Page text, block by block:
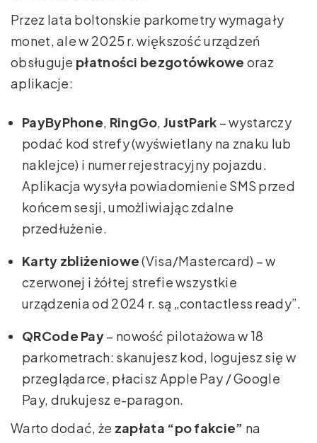
Przez lata boltonskie parkometry wymagały
monet, ale w 2025 r. większość urządzeń
obsługuje płatności bezgotówkowe oraz
aplikacje:
PayByPhone RingGo JustPark – wystarczy
podać kod strefy (wyświetlany na znaku lub
naklejce) i numer rejestracyjny pojazdu.
Aplikacja wysyła powiadomienie SMS przed
końcem sesji, umożliwiając zdalne
przedłużenie.
Karty zbliżeniowe(Visa/Mastercard) – w
czerwonej i żółtej strefie wszystkie
urządzenia od 2024 r. są „contactless ready”.
QRCode Pay– nowość pilotażowa w 18
parkometrach: skanujesz kod, logujesz się w
przeglądarce, płacisz Apple Pay / Google
Pay, drukujesz e-paragon.
Warto dodać, że zapłata “po fakcie” na